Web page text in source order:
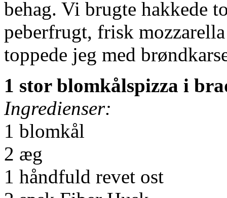
behag. Vi brugte hakkede
peberfrugt, frisk
toppede jeg med
1 stor blomkålspizza i
Ingredienser:
1 blomkål
2 æg
1 håndfuld revet ost